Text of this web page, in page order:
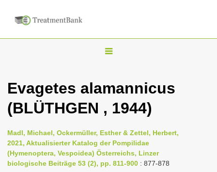
T
g
e
n
a
Evagetes alamannicus
(BLÜTHGEN , 1944)
Madl, Michael, Ockermüller, Esther & Zettel, Herbert,
2021, Aktualisierter Katalog der Pompilidae
(Hymenoptera, Vespoidea) Österreichs, Linzer
biologische Beiträge 53 (2), pp. 811-900 : 877-878